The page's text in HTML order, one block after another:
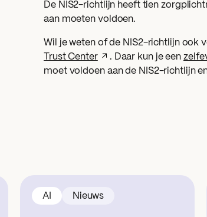
De NIS2-richtlijn heeft tien
aan moeten voldoen.
Wil je weten of de NIS2-richtlijn ook
Trust Center
. Daar kun je een
moet voldoen aan de NIS2-richtlijn
AI Nieuws